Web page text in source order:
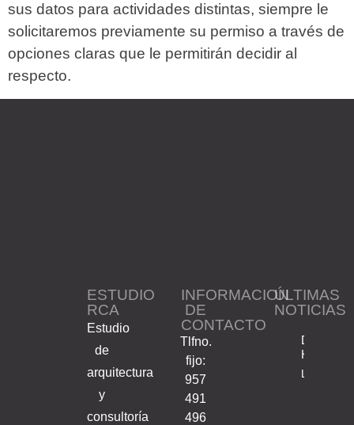
sus datos para actividades distintas, siempre le
solicitaremos previamente su permiso a través de
opciones claras que le permitirán decidir al
respecto.
ESTUDIO
RCA
Estudio
de
arquitectura
y
consultoría
INFORMACION
DE
CONTACTO
Tlfno.
fijo:
957
491
496
ÚLTIMAS
NOTICIAS
Leer